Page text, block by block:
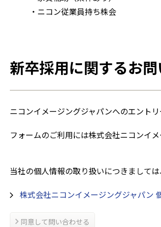
・ニコン従業員持ち株会
新卒採用に関するお
ニコンイメージングジャパンへのエント
フォームのご利用には株式会社ニコンイ
当社の個人情報の取り扱いにつきまして
株式会社ニコンイメージングジャパン
同意して問い合わせる